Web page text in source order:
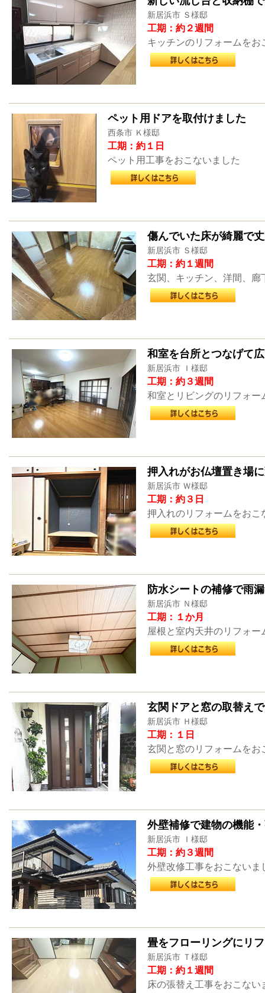
新居浜市 Ｓ様邸
工期：約２週間
キッチンのリフォームをお
ペット用ドアを取付けました
西条市 Ｋ様邸
工期：約１日
ペット用工事をおこないました
傷んでいた床が綺麗で
新居浜市 Ｓ様邸
工期：約１週間
玄関、キッチン、洋間、
和室を台所とつなげて
新居浜市 Ｉ様邸
工期：約３週間
和室とリビングのリフォー
押入れがお仏壇置き場
新居浜市 Ｗ様邸
工期：約３日
押入れのリフォームをおこ
防水シートの補修で雨
新居浜市 Ｎ様邸
工期：１か月
屋根と室内天井のリフォー
玄関ドアと窓の取替え
新居浜市 Ｈ様邸
工期：１日
玄関と窓のリフォームをお
外壁補修で建物の機能
新居浜市 Ｉ様邸
工期：約３週間
外壁改修工事をおこないま
畳をフローリングにリ
新居浜市 Ｔ様邸
工期：約１週間
床の張替え工事をおこない